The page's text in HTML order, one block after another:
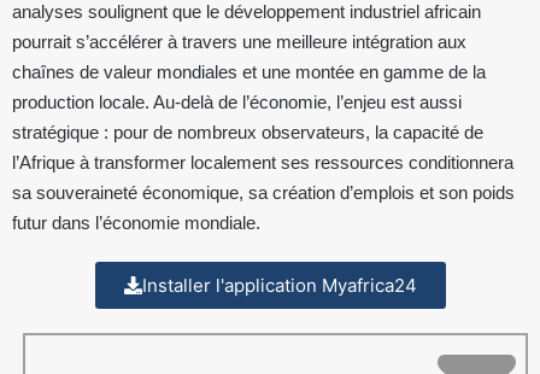
analyses soulignent que le développement industriel africain
pourrait s’accélérer à travers une meilleure intégration aux
chaînes de valeur mondiales et une montée en gamme de la
production locale. Au-delà de l’économie, l’enjeu est aussi
stratégique : pour de nombreux observateurs, la capacité de
l’Afrique à transformer localement ses ressources conditionnera
sa souveraineté économique, sa création d’emplois et son poids
futur dans l’économie mondiale.
Installer l'application Myafrica24